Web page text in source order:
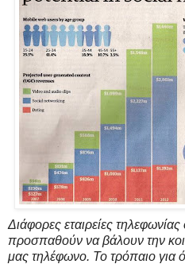
Διάφορες εταιρείες
προσπαθούν να βάλουν την
μας τηλέφωνο. Το τρόπαιο για